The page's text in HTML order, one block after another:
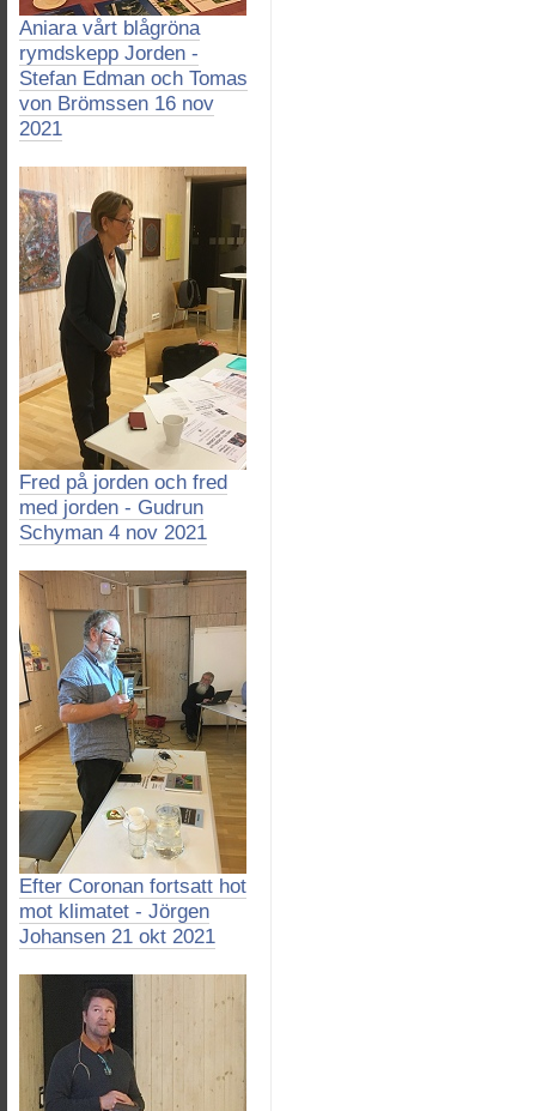
Aniara vårt blågröna
rymdskepp Jorden -
Stefan Edman och Tomas
von Brömssen 16 nov
2021
Fred på jorden och fred
med jorden - Gudrun
Schyman 4 nov 2021
Efter Coronan fortsatt hot
mot klimatet - Jörgen
Johansen 21 okt 2021